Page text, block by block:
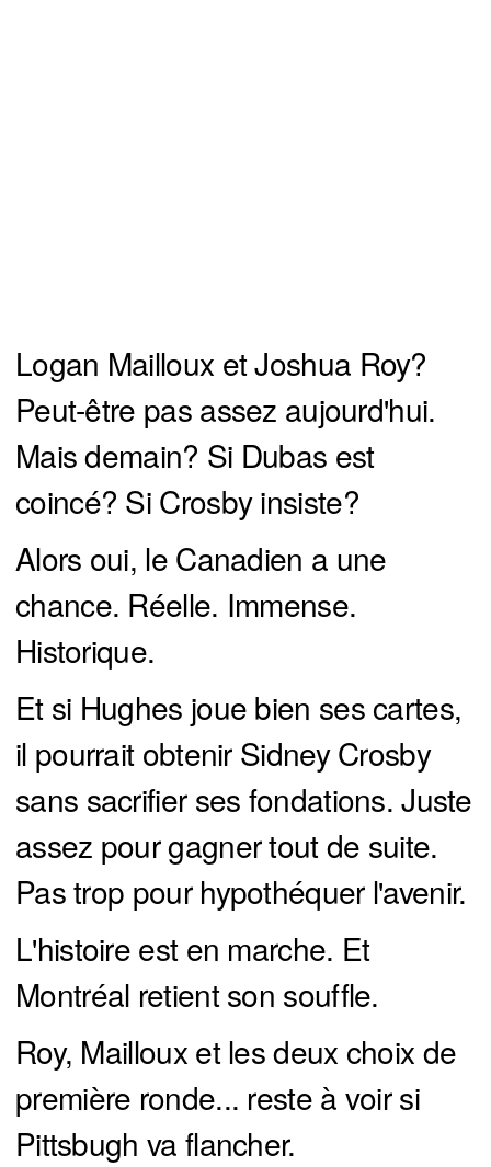
Logan Mailloux et Joshua Roy?
Peut-être pas assez aujourd'hui.
Mais demain? Si Dubas est
coincé? Si Crosby insiste?
Alors oui, le Canadien a une
chance. Réelle. Immense.
Historique.
Et si Hughes joue bien ses cartes,
il pourrait obtenir Sidney Crosby
sans sacrifier ses fondations. Juste
assez pour gagner tout de suite.
Pas trop pour hypothéquer l'avenir.
L'histoire est en marche. Et
Montréal retient son souffle.
Roy, Mailloux et les deux choix de
première ronde... reste à voir si
Pittsbugh va flancher.